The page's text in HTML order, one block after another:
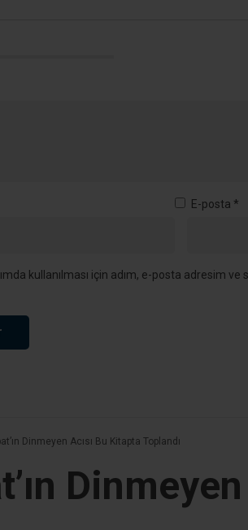
E-posta *
kullanılması için adım, e-posta adresim ve
Dinmeyen Acısı Bu Kitapta Toplandı